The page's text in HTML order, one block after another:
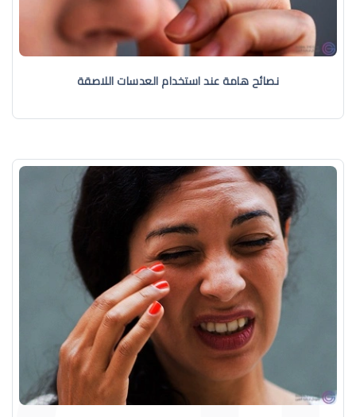
نصائح هامة عند استخدام العدسات اللاصقة